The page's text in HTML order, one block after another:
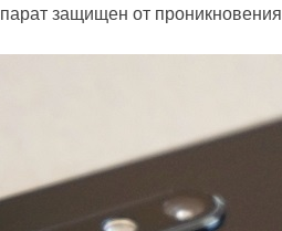
защищен от